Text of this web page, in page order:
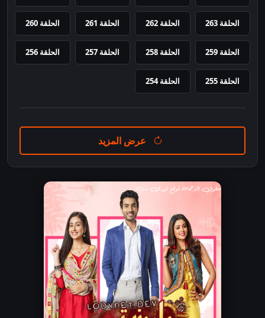
الحلقة 263 الحلقة 262 الحلقة 261 الحلقة 260
الحلقة 259 الحلقة 258 الحلقة 257 الحلقة 256
الحلقة 255 الحلقة 254
عرض المزيد